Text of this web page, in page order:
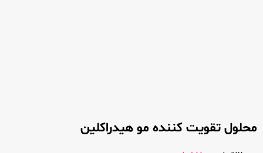
محلول تقویت کننده مو هیدراکلین